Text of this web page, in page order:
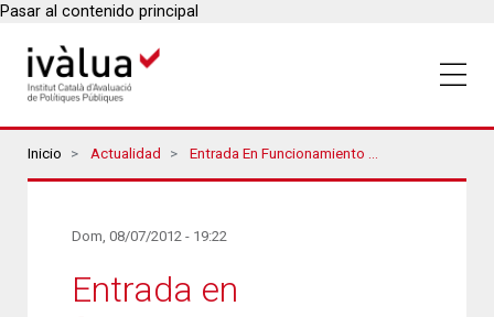
Pasar al contenido principal
Breadcrumbs
Inicio Actualidad Entrada En Funcionamiento Del Registro De Ficheros Estadísticos Del Instituto De Estadística De Cataluña
Dom, 08/07/2012 - 19:22
Entrada en